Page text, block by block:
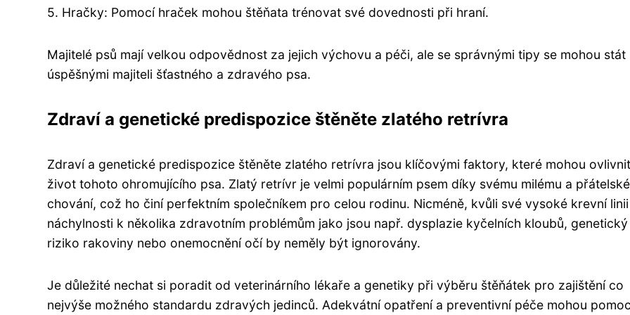
5. Hračky: Pomocí hraček mohou štěňata trénovat své dovednosti při hraní.
Majitelé psů mají velkou odpovědnost za jejich výchovu a péči, ale se správnými tipy se mohou stát
úspěšnými majiteli šťastného a zdravého psa.
Zdraví a genetické predispozice štěněte zlatého retrívra
Zdraví a genetické predispozice štěněte zlatého retrívra jsou klíčovými faktory, které mohou ovlivnit
život tohoto ohromujícího psa. Zlatý retrívr je velmi populárním psem díky svému milému a
chování, což ho činí perfektním společníkem pro celou rodinu. Nicméně, kvůli své vysoké krevní linii
náchylnosti k několika zdravotním problémům jako jsou např. dysplazie kyčelních kloubů, genetický
riziko rakoviny nebo onemocnění očí by neměly být ignorovány.
Je důležité nechat si poradit od veterinárního lékaře a genetiky při výběru štěňátek pro zajištění co
nejvýše možného standardu zdravých jedinců. Adekvátní opatření a preventivní péče mohou